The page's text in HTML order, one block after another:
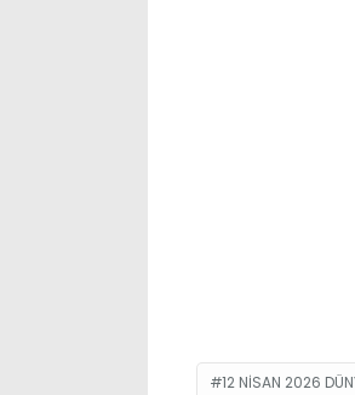
12 NISAN 2026